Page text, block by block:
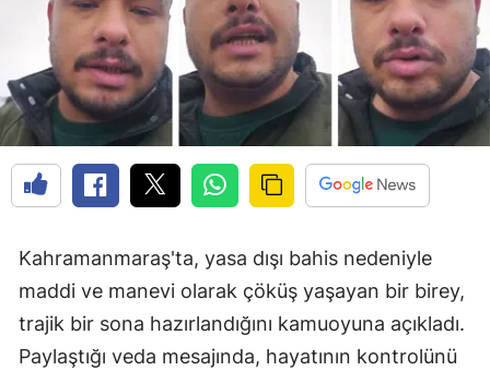
Kahramanmaraş'ta, yasa dışı bahis nedeniyle
maddi ve manevi olarak çöküş yaşayan bir birey,
trajik bir sona hazırlandığını kamuoyuna açıkladı.
Paylaştığı veda mesajında, hayatının kontrolünü